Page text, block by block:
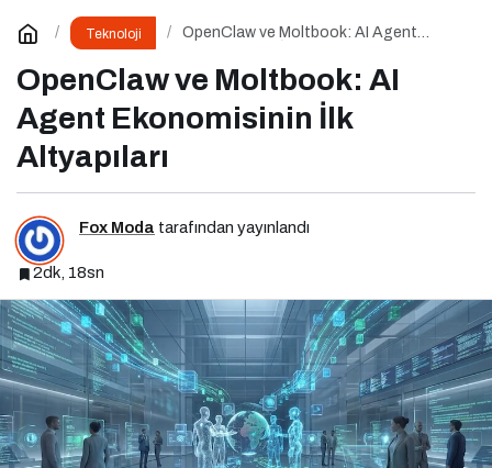
Teknoloji
OpenClaw ve Moltbook: AI Agent
OpenClaw ve Moltbook: AI
Agent Ekonomisinin İlk
Altyapıları
Fox Moda tarafından yayınlandı
2dk, 18sn